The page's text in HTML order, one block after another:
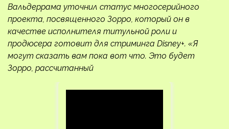
Вальдеррама уточнил статус многосерийного
проекта, посвященного Зорро, который он в
качестве исполнителя титульной роли и
продюсера готовит для стриминга Disney+. «Я
могут сказать вам пока вот что. Это будет
Зорро, рассчитанный